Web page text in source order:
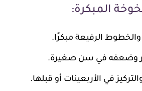
المبكرة:
الرفيعة مبكرًا.
وضعفه في سن صغيرة.
في الأربعينات أو قبلها.